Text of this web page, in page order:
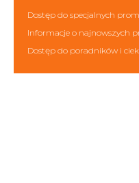
Dostęp do specjalnych
Informacje o najnowszych
Dostęp do poradników i